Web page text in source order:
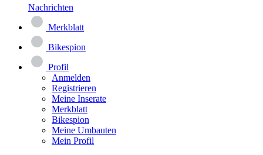
Nachrichten
Merkblatt
Bikespion
Profil
Anmelden
Registrieren
Meine Inserate
Merkblatt
Bikespion
Meine Umbauten
Mein Profil